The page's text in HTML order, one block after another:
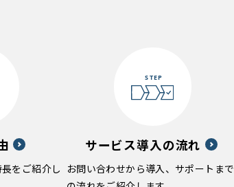
をご紹介し
サービス導入の流れ
お問い合わせから導入、サポートまで